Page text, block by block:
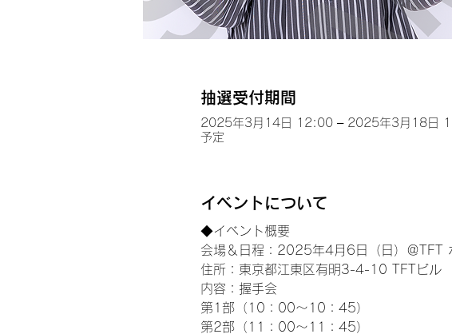
抽選受付期間
2025年3月14日 12:00 – 2025年3月18日
予定
イベントについて
◆イベント概要
会場＆日程：2025年4月6日（日）＠TFT
住所：東京都江東区有明3-4-10 TFTビル
内容：握手会
第1部（10：00～10：45）
第2部（11：00～11：45）